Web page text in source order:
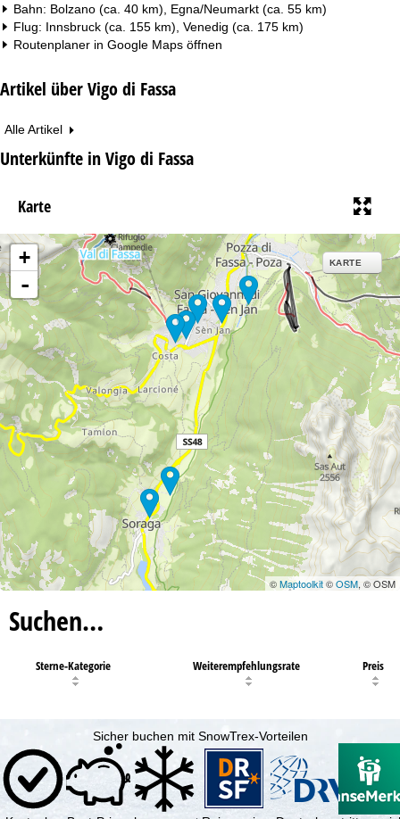
Bahn: Bolzano (ca. 40 km), Egna/Neumarkt (ca. 55 km)
Flug: Innsbruck (ca. 155 km), Venedig (ca. 175 km)
Routenplaner in Google Maps öffnen
Artikel über Vigo di Fassa
Alle Artikel
Unterkünfte in Vigo di Fassa
Karte
+
-
KARTE
©Maptoolkit©OSM, © OSM
Suchen…
Sterne-Kategorie Weiterempfehlungsrate Preis
Sicher buchen mit SnowTrex-Vorteilen